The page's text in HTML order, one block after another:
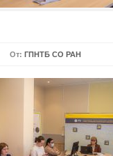
От: ГПНТБ СО РАН